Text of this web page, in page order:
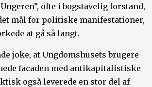
ofte i bogstavelig forstand,
mål for politiske manifestationer,
at gå så langt.
joke, at Ungdomshusets brugere
facaden med antikapitalistiske
også leverede en stor del af